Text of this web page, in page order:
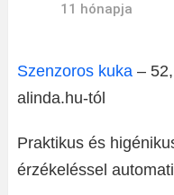
11 hónapja
Szenzoros kuka –
alinda.hu-tól
Praktikus és
érzékeléssel